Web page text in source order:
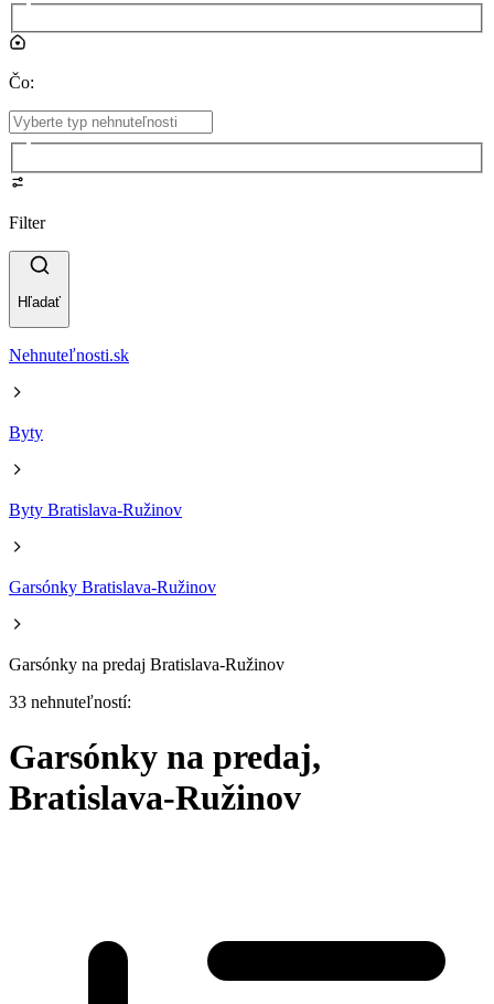
Čo:
Filter
Hľadať
Nehnuteľnosti.sk
Byty
Byty Bratislava-Ružinov
Garsónky Bratislava-Ružinov
Garsónky na predaj Bratislava-Ružinov
33 nehnuteľností:
Garsónky na predaj,
Bratislava-Ružinov